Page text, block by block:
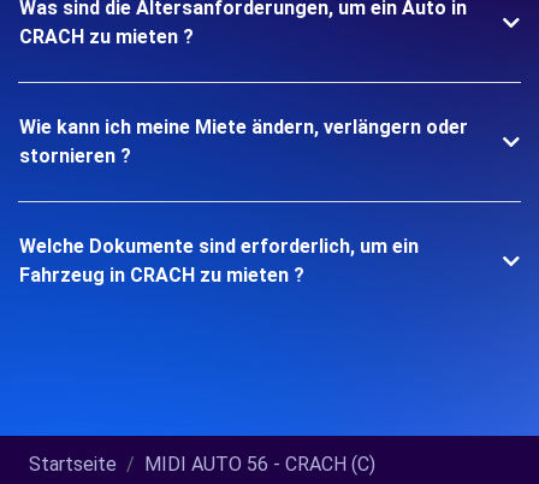
Was sind die Altersanforderungen, um ein Auto in
CRACH zu mieten ?
Wie kann ich meine Miete ändern, verlängern oder
stornieren ?
Welche Dokumente sind erforderlich, um ein
Fahrzeug in CRACH zu mieten ?
Startseite MIDI AUTO 56 - CRACH (C)